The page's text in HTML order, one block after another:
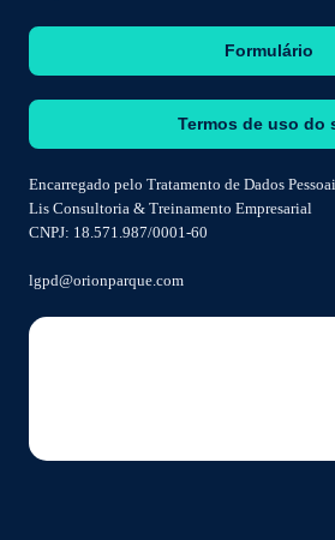
Formulário
Termos de uso do
Encarregado pelo Tratamento de Dados
Lis Consultoria & Treinamento Empresarial
CNPJ: 18.571.987/0001-60
lgpd@orionparque.com